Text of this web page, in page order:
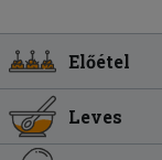
Előétel
Leves